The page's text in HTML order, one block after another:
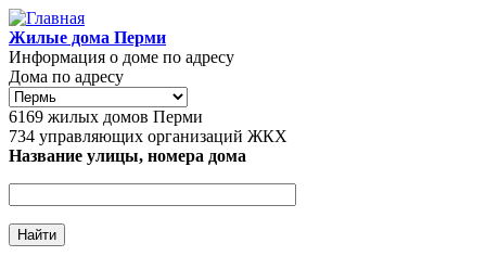
Перейти к основному содержанию
Жилые дома Перми
Информация о доме по адресу
Дома по адресу
6169 жилых домов Перми
734 управляющих организаций ЖКХ
Название улицы, номера дома